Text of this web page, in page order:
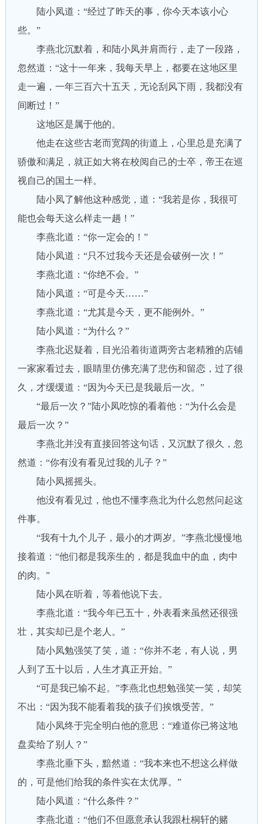
陆小凤道：“经过了昨天的事，你今天本该小心
些。”
李燕北沉默着，和陆小凤并肩而行，走了一段路，
忽然道：“这十一年来，我每天早上，都要在这地区里
走一遍，一年三百六十五天，无论刮风下雨，我都没有
间断过！”
这地区是属于他的。
他走在这些古老而宽阔的街道上，心里总是充满了
骄傲和满足，就正如大将在校阅自己的士卒，帝王在巡
视自己的国土一样。
陆小凤了解他这种感觉，道：“我若是你，我很可
能也会每天这么样走一趟！”
李燕北道：“你一定会的！”
陆小凤道：“只不过我今天还是会破例一次！”
李燕北道：“你绝不会。”
陆小凤道：“可是今天……”
李燕北道：“尤其是今天，更不能例外。”
陆小凤道：“为什么？”
李燕北迟疑着，目光沿着街道两旁古老精雅的店铺
一家家看过去，眼睛里仿佛充满了悲伤和留恋，过了很
久，才缓缓道：“因为今天已是我最后一次。”
“最后一次？”陆小凤吃惊的看着他：“为什么会是
最后一次？”
李燕北并没有直接回答这句话，又沉默了很久，忽
然道：“你有没有看见过我的儿子？”
陆小凤摇摇头。
他没有看见过，他也不懂李燕北为什么忽然问起这
件事。
“我有十九个儿子，最小的才两岁。”李燕北慢慢地
接着道：“他们都是我亲生的，都是我血中的血，肉中
的肉。”
陆小凤在听着，等着他说下去。
李燕北道：“我今年已五十，外表看来虽然还很强
壮，其实却已是个老人。”
陆小凤勉强笑了笑，道：“你并不老，有人说，男
人到了五十以后，人生才真正开始。”
“可是我已输不起。”李燕北也想勉强笑一笑，却笑
不出：“因为我不能看着我的孩子们挨饿受苦。”
陆小凤终于完全明白他的意思：“难道你已将这地
盘卖给了别人？”
李燕北垂下头，黯然道：“我本来也不想这么样做
的，可是他们给我的条件实在太优厚。”
陆小凤道：“什么条件？”
李燕北道：“他们不但愿意承认我跟杜桐轩的赌